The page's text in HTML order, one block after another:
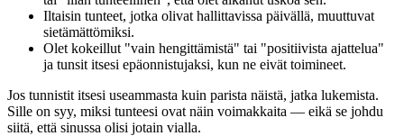
Iltaisin tunteet, jotka olivat hallittavissa päivällä, muuttuvat
sietämättömiksi.
Olet kokeillut "vain hengittämistä" tai "positiivista ajattelua"
ja tunsit itsesi epäonnistujaksi, kun ne eivät toimineet.
Jos tunnistit itsesi useammasta kuin parista näistä, jatka lukemista.
Sille on syy, miksi tunteesi ovat näin voimakkaita — eikä se johdu
siitä, että sinussa olisi jotain vialla.